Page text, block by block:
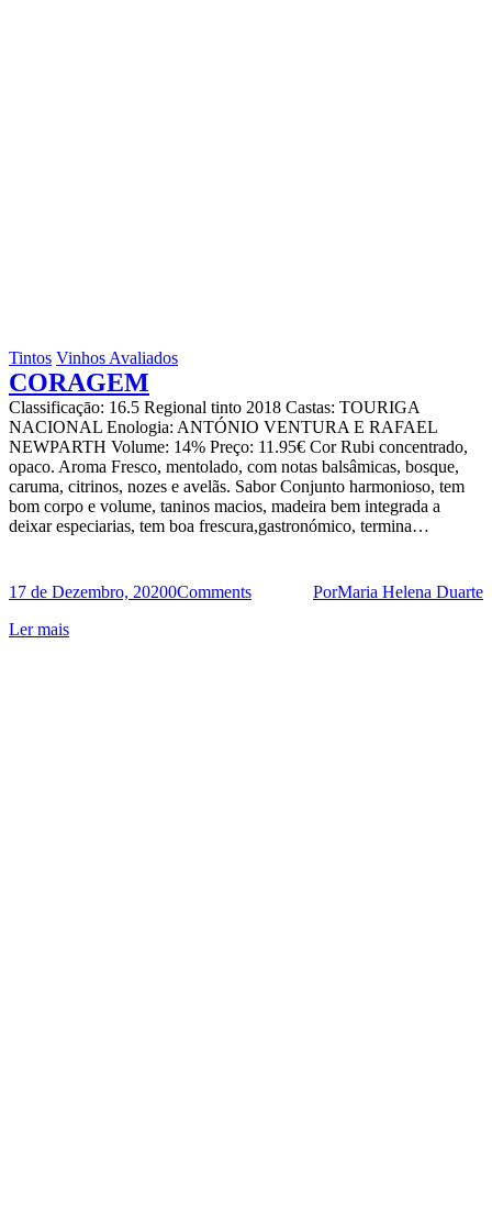
Tintos Vinhos Avaliados
CORAGEM
Classificaçāo: 16.5 Regional tinto 2018 Castas: TOURIGA
NACIONAL Enologia: ANTÓNIO VENTURA E RAFAEL
NEWPARTH Volume: 14% Preço: 11.95€ Cor Rubi concentrado,
opaco. Aroma Fresco, mentolado, com notas balsâmicas, bosque,
caruma, citrinos, nozes e avelãs. Sabor Conjunto harmonioso, tem
bom corpo e volume, taninos macios, madeira bem integrada a
deixar especiarias, tem boa frescura,gastronómico, termina…
17 de Dezembro, 20200Comments PorMaria Helena Duarte
Ler mais